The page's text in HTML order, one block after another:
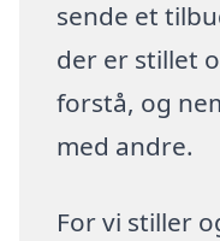
sende et
der er stillet
forstå, og
med andre.
For vi stiller